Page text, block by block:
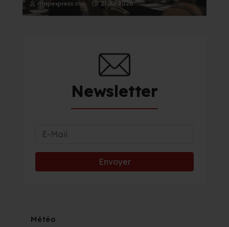
mapexpress.ma 21 Jul 2026
Newsletter
Météo